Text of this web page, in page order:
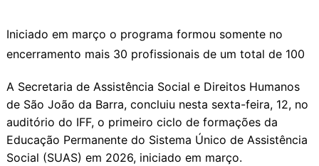
Iniciado em março o programa formou somente no
encerramento mais 30 profissionais de um total de 100
A Secretaria de Assistência Social e Direitos Humanos
de São João da Barra, concluiu nesta sexta-feira, 12, no
auditório do IFF, o primeiro ciclo de formações da
Educação Permanente do Sistema Único de Assistência
Social (SUAS) em 2026, iniciado em março.